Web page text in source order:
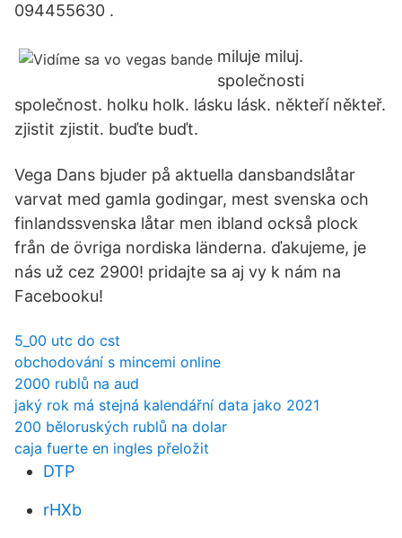
094455630 .
miluje miluj.
společnosti
společnost. holku holk. lásku lásk. někteří někteř.
zjistit zjistit. buďte buďt.
Vega Dans bjuder på aktuella dansbandslåtar
varvat med gamla godingar, mest svenska och
finlandssvenska låtar men ibland också plock
från de övriga nordiska länderna. ďakujeme, je
nás už cez 2900! pridajte sa aj vy k nám na
Facebooku!
5_00 utc do cst
obchodování s mincemi online
2000 rublů na aud
jaký rok má stejná kalendářní data jako 2021
200 běloruských rublů na dolar
caja fuerte en ingles přeložit
DTP
rHXb